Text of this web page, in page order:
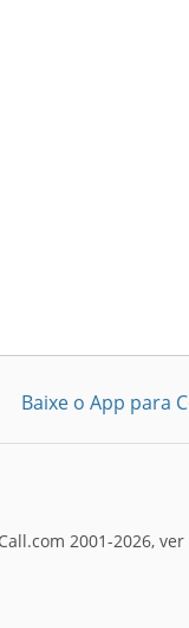
Baixe o App para
2001-2026, ver